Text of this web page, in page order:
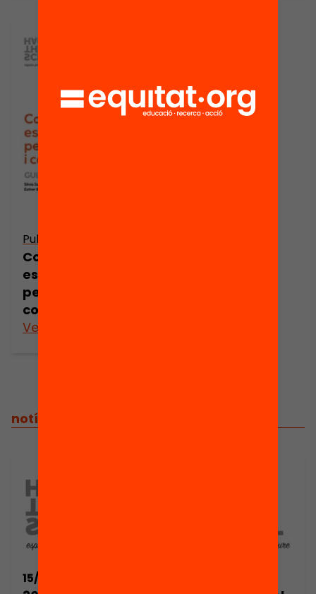
Publicació
Com dissenyar
espais educatius
per aprendre i
conviure?
Veure’n més
notícies relacionades
15/02/2017